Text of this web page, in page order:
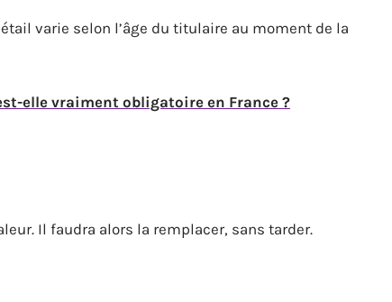
varie selon l’âge du titulaire au moment de la
elle vraiment obligatoire en France ?
Il faudra alors la remplacer, sans tarder.